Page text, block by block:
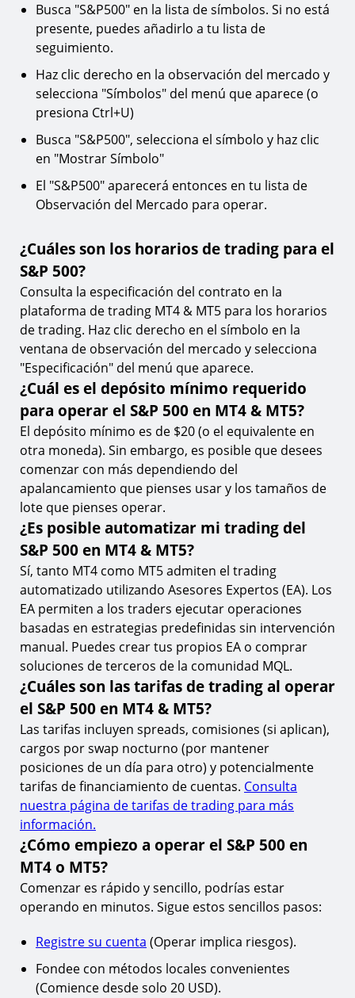
Busca "S&P500" en la lista de símbolos. Si no está
presente, puedes añadirlo a tu lista de
seguimiento.
Haz clic derecho en la observación del mercado y
selecciona "Símbolos" del menú que aparece (o
presiona Ctrl+U)
Busca "S&P500", selecciona el símbolo y haz clic
en "Mostrar Símbolo"
El "S&P500" aparecerá entonces en tu lista de
Observación del Mercado para operar.
¿Cuáles son los horarios de trading para el
S&P 500?
Consulta la especificación del contrato en la
plataforma de trading MT4 & MT5 para los horarios
de trading. Haz clic derecho en el símbolo en la
ventana de observación del mercado y selecciona
"Especificación" del menú que aparece.
¿Cuál es el depósito mínimo requerido
para operar el S&P 500 en MT4 & MT5?
El depósito mínimo es de $20 (o el equivalente en
otra moneda). Sin embargo, es posible que desees
comenzar con más dependiendo del
apalancamiento que pienses usar y los tamaños de
lote que pienses operar.
¿Es posible automatizar mi trading del
S&P 500 en MT4 & MT5?
Sí, tanto MT4 como MT5 admiten el trading
automatizado utilizando Asesores Expertos (EA). Los
EA permiten a los traders ejecutar operaciones
basadas en estrategias predefinidas sin intervención
manual. Puedes crear tus propios EA o comprar
soluciones de terceros de la comunidad MQL.
¿Cuáles son las tarifas de trading al operar
el S&P 500 en MT4 & MT5?
Las tarifas incluyen spreads, comisiones (si aplican),
cargos por swap nocturno (por mantener
posiciones de un día para otro) y potencialmente
tarifas de financiamiento de cuentas. Consulta
nuestra página de tarifas de trading para más
información.
¿Cómo empiezo a operar el S&P 500 en
MT4 o MT5?
Comenzar es rápido y sencillo, podrías estar
operando en minutos. Sigue estos sencillos pasos:
Registre su cuenta (Operar implica riesgos).
Fondee con métodos locales convenientes
(Comience desde solo 20 USD).